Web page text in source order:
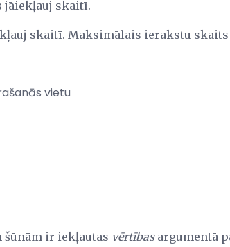
jāiekļauj skaitī.
skaitī. Maksimālais ierakstu skaits
vietu
šūnām ir iekļautas vērtībasargumentā